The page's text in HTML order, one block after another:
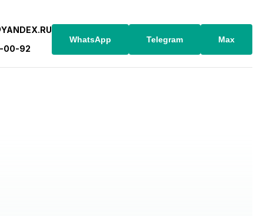
00-92
WhatsApp Telegram Max